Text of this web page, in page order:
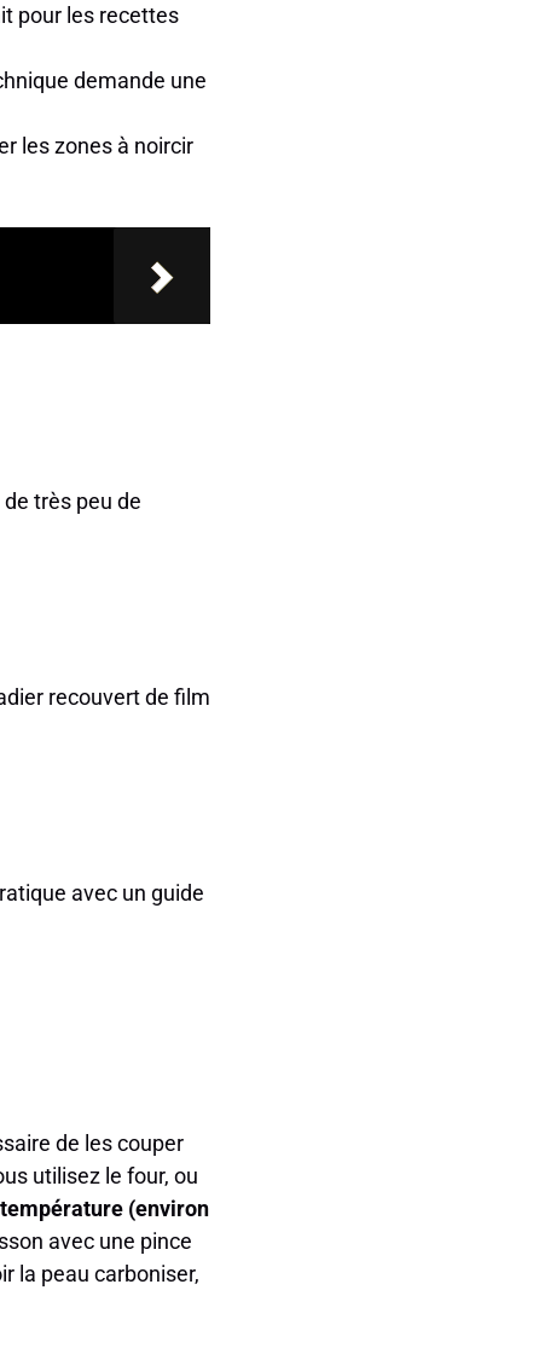
pour les recettes
demande une
les zones à noircir
très peu de
recouvert de film
avec un guide
de les couper
utilisez le four, ou
(environ
avec une pince
la peau carboniser,